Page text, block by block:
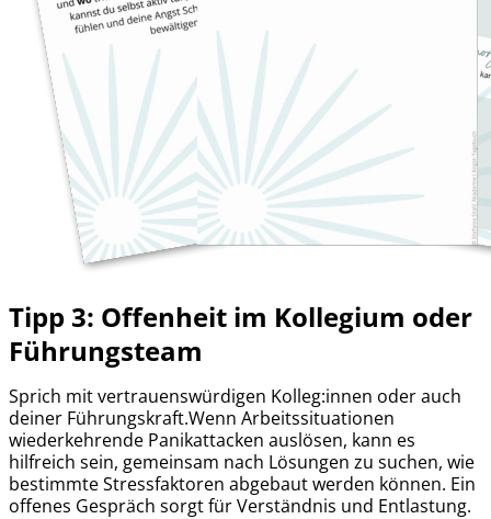
Tipp 3: Offenheit im Kollegium oder
Führungsteam
Sprich mit vertrauenswürdigen Kolleg:innen oder auch
deiner Führungskraft.Wenn Arbeitssituationen
wiederkehrende Panikattacken auslösen, kann es
hilfreich sein, gemeinsam nach Lösungen zu suchen, wie
bestimmte Stressfaktoren abgebaut werden können. Ein
offenes Gespräch sorgt für Verständnis und Entlastung.